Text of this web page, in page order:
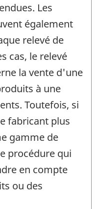
Les
également
relevé de
cas, le relevé
la vente d'une
à une
Toutefois, si
fabricant plus
gamme de
procédure qui
en compte
ou des